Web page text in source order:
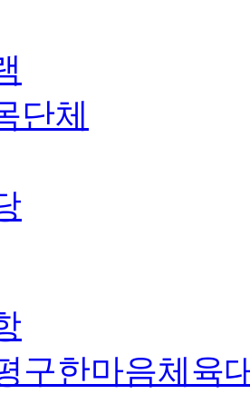
단체
구한마음체육